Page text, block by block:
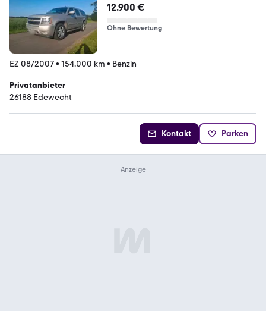
12.900 €
Ohne Bewertung
EZ 08/2007• 154.000 km • Benzin
Privatanbieter
26188 Edewecht
Kontakt Parken